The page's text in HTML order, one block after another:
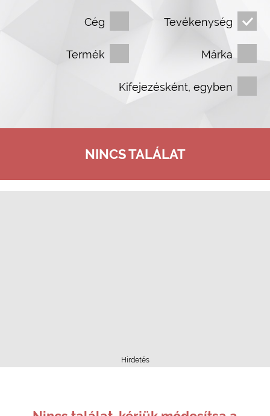
Cég Tevékenység
Termék Márka
Kifejezésként, egyben
NINCS TALÁLAT
Hirdetés